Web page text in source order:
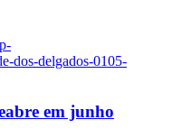
dos-delgados-0105-
em junho